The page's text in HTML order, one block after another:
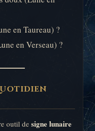
en Taureau) ?
en Verseau) ?
outil de signe lunaire